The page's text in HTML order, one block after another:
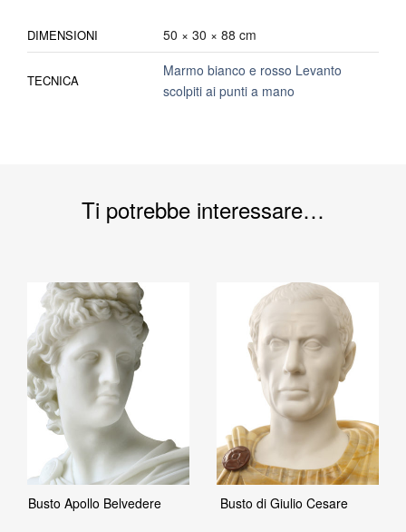
DIMENSIONI 50 × 30 × 88 cm
TECNICA
Marmo bianco e rosso Levanto
scolpiti ai punti a mano
Ti potrebbe interessare…
Busto Apollo Belvedere Busto di Giulio Cesare